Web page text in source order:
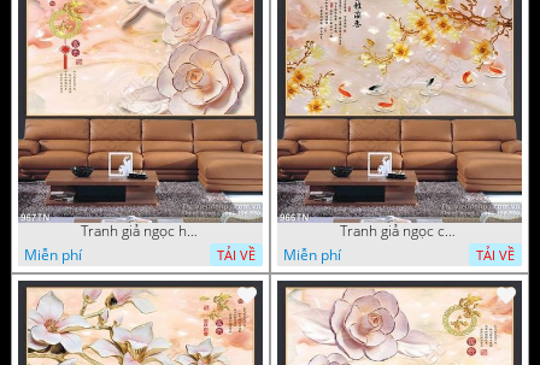
Tranh giả ngọc hoa mai
Miễn phí
TẢI VỀ
Tranh giả ngọc cá chép và hoa ngọc
Miễn phí
TẢI VỀ